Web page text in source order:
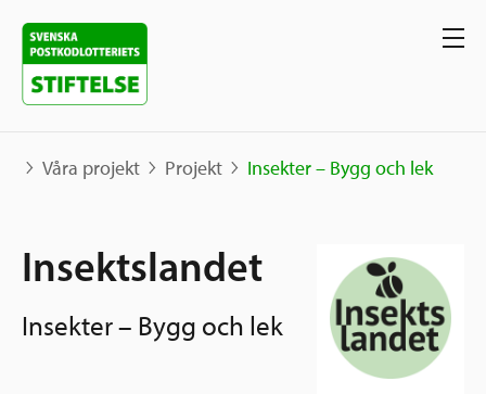
Karta
Våra stöd
Våra projekt Projekt Insekter – Bygg och lek
Insektslandet
Insekter – Bygg och lek